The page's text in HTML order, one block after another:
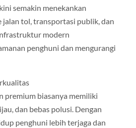
semakin menekankan
jalan tol, transportasi publik, dan
modern
penghuni dan mengurangi
premium biasanya memiliki
dan bebas polusi. Dengan
penghuni lebih terjaga dan